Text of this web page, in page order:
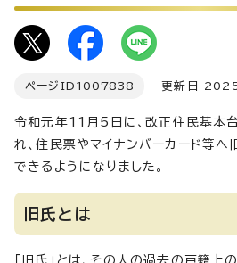
ページID 1007838 更新日 2025
令和元年11月5日に、改正住民基本
れ、住民票やマイナンバーカード等へ
できるようになりました。
旧氏とは
「旧氏」とは、その人の過去の戸籍上